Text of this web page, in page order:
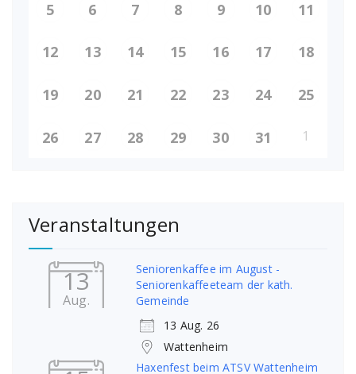
5 6 7 8 9 10 11
12 13 14 15 16 17 18
19 20 21 22 23 24 25
26 27 28 29 30 31 1
Veranstaltungen
13
Aug.
Seniorenkaffee im August -
Seniorenkaffeeteam der kath.
Gemeinde
13 Aug. 26
Wattenheim
Haxenfest beim ATSV Wattenheim